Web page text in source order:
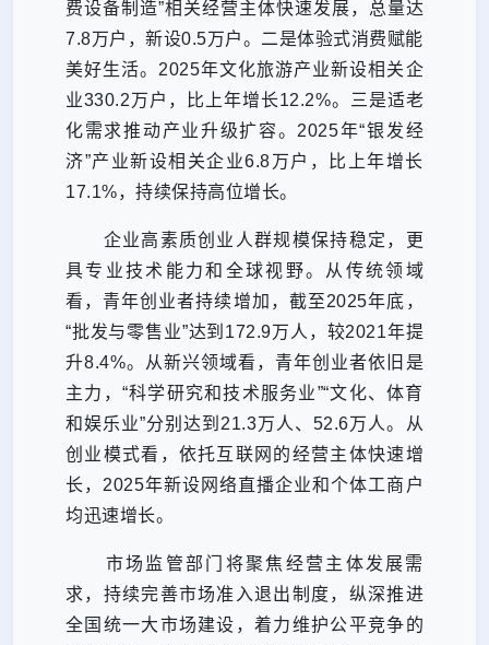
费设备制造”相关经营主体快速发展，总量达
7.8万户，新设0.5万户。二是体验式消费赋能
美好生活。2025年文化旅游产业新设相关企
业330.2万户，比上年增长12.2%。三是适老
化需求推动产业升级扩容。2025年“银发经
济”产业新设相关企业6.8万户，比上年增长
17.1%，持续保持高位增长。
企业高素质创业人群规模保持稳定，更
具专业技术能力和全球视野。
从传统领域
看，青年创业者持续增加，截至2025年底，
“批发与零售业”达到172.9万人，较2021年提
升8.4%。从新兴领域看，青年创业者依旧是
主力，“科学研究和技术服务业”“文化、体育
和娱乐业”分别达到21.3万人、52.6万人。从
创业模式看，依托互联网的经营主体快速增
长，2025年新设网络直播企业和个体工商户
均迅速增长。
市场监管部门将聚焦经营主体发展需
求，持续完善市场准入退出制度，纵深推进
全国统一大市场建设，着力维护公平竞争的